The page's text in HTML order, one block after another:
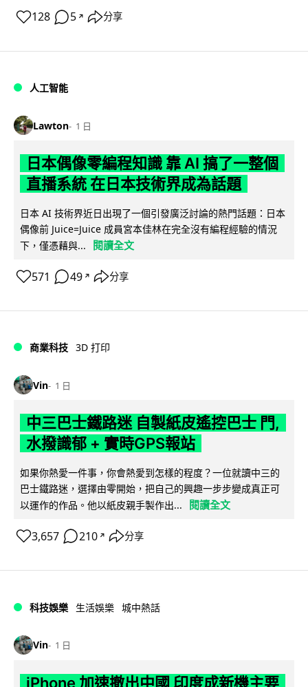
128 5 ↗ 分享
人工智能
Lawton 1 日
日本偶像零編程知識 靠 AI 搞了一整個
直播系統 在日本技術界成為話題
日本 AI 技術界近日出現了一個引發廣泛討論的熱門話題：日本
偶像前 Juice=Juice 成員宮本佳林在完全沒有編程經驗的情況
下，僅憑藉與...
閱讀全文
571 49 ↗ 分享
商業科技 3D 打印
Vin 1 日
中三巴士鐵路迷 自製紙皮遙控巴士 門,
水撥識郁 + 實時GPS報站
如果你熱愛一件事，你會熱愛到怎樣的程度？一位就讀中三的
巴士鐵路迷，選擇由零開始，把自己的興趣一步步變成真正可
以運作的作品。他以紙皮親手製作出...
閱讀全文
3,657 210 ↗ 分享
科技娛樂 生活娛樂 城中熱話
Vin 1 日
iPhone 加速撤出中國 印度成新機主要